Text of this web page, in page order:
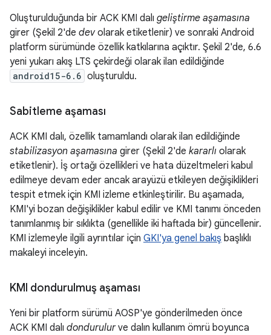
Oluşturulduğunda bir ACK KMI dalı geliştirme aşamasına
girer (Şekil 2'de devolarak etiketlenir) ve sonraki Android
platform sürümünde özellik katkılarına açıktır. Şekil 2'de, 6.6
yeni yukarı akış LTS çekirdeği olarak ilan edildiğinde
android15-6.6 oluşturuldu.
Sabitleme aşaması
ACK KMI dalı, özellik tamamlandı olarak ilan edildiğinde
stabilizasyon aşamasına girer (Şekil 2'de kararlı olarak
etiketlenir). İş ortağı özellikleri ve hata düzeltmeleri kabul
edilmeye devam eder ancak arayüzü etkileyen değişiklikleri
tespit etmek için KMI izleme etkinleştirilir. Bu aşamada,
KMI'yi bozan değişiklikler kabul edilir ve KMI tanımı önceden
tanımlanmış bir sıklıkta (genellikle iki haftada bir) güncellenir.
KMI izlemeyle ilgili ayrıntılar için GKI'ya genel bakış başlıklı
makaleyi inceleyin.
KMI dondurulmuş aşaması
Yeni bir platform sürümü AOSP'ye gönderilmeden önce
ACK KMI dalı dondurulurve dalın kullanım ömrü boyunca